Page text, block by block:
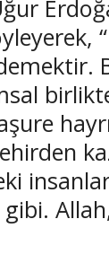
(21 Mart - 20